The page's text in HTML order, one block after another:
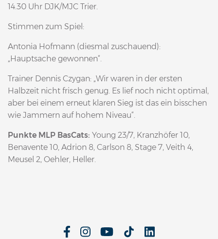
14.30 Uhr DJK/MJC Trier.
Stimmen zum Spiel:
Antonia Hofmann (diesmal zuschauend):
„Hauptsache gewonnen“.
Trainer Dennis Czygan: „Wir waren in der ersten
Halbzeit nicht frisch genug. Es lief noch nicht optimal,
aber bei einem erneut klaren Sieg ist das ein bisschen
wie Jammern auf hohem Niveau“.
Punkte MLP BasCats: Young 23/7, Kranzhöfer 10,
Benavente 10, Adrion 8, Carlson 8, Stage 7, Veith 4,
Meusel 2, Oehler, Heller.